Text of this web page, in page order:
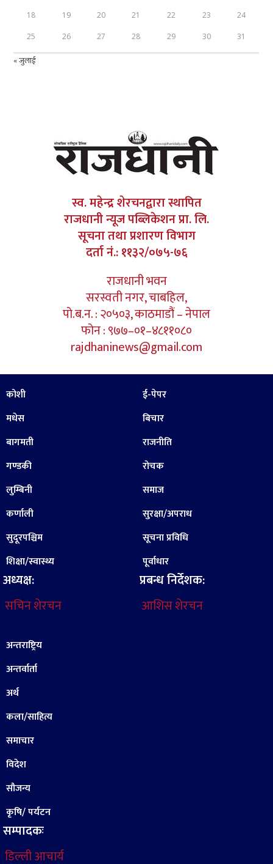
18 19 20 21 22 23 24
25 26 27 28 29 30 31
« जुलाई
स्व. महेन्द्र शेरचनद्वारा स्थापित
राजधानी न्यूज पब्लिकेशन प्रा. लि.
सूचना तथा प्रशारण विभाग
दर्ता नं.: ११३२/०७५-७६
राजधानी भवन
सरस्वती नगर, चाबहिल,
पो.ब.न. : २०५०३, काठमाडौं – नेपाल
फोन : ९७७–०१–४८११०८०
rajdhaninews@gmail.com
कोशी
मधेस
बागमती
गण्डकी
लुम्बिनी
कर्णाली
सुदूरपश्चिम
शिक्षा/स्वास्थ्य
अध्यक्ष:
सचिन शेरचन
ई-पेपर
बिचार
राजनीति
रोचक
समाज
सुरक्षा/अपराध
सूचना प्रविधि
पूर्वाधार
प्रबन्ध निर्देशक:
आशिस शेरचन
अन्तराष्ट्रिय
अन्तर्वार्ता
अर्थ
कला/साहित्य
समाचार
विदेश
सौजन्य
कृषि/ पर्यटन
सम्पादकः
डिल्ली आचार्य